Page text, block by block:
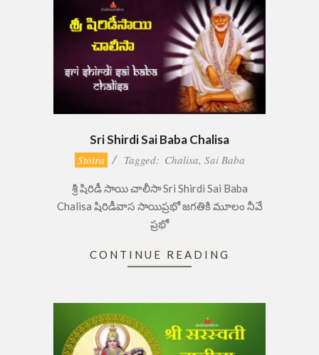
Sri Shirdi Sai Baba Chalisa
2017-Stotra Tagged: Chalisa, Sai Baba
శ్రీ షిరిడీ సాయి చాలీసా Sri Shirdi Sai Baba
Chalisa షిరిడీవాస సాయిప్రభో జగతికి మూలం నీవే
ప్రభో
CONTINUE READING